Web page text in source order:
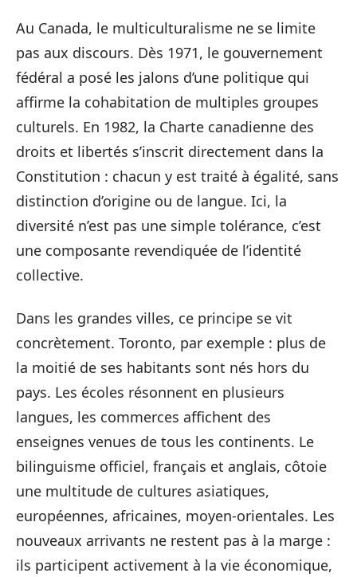
Au Canada, le multiculturalisme ne se limite
pas aux discours. Dès 1971, le gouvernement
fédéral a posé les jalons d’une politique qui
affirme la cohabitation de multiples groupes
culturels. En 1982, la Charte canadienne des
droits et libertés s’inscrit directement dans la
Constitution : chacun y est traité à égalité, sans
distinction d’origine ou de langue. Ici, la
diversité n’est pas une simple tolérance, c’est
une composante revendiquée de l’identité
collective.
Dans les grandes villes, ce principe se vit
concrètement. Toronto, par exemple : plus de
la moitié de ses habitants sont nés hors du
pays. Les écoles résonnent en plusieurs
langues, les commerces affichent des
enseignes venues de tous les continents. Le
bilinguisme officiel, français et anglais, côtoie
une multitude de cultures asiatiques,
européennes, africaines, moyen-orientales. Les
nouveaux arrivants ne restent pas à la marge :
ils participent activement à la vie économique,